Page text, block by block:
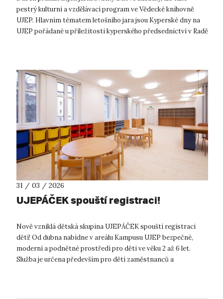
pestrý kulturní a vzdělávací program ve Vědecké knihovně
UJEP. Hlavním tématem letošního jara jsou Kyperské dny na
UJEP pořádané u příležitosti kyperského předsednictví v Radě
31 / 03 / 2026
UJEPÁČEK spouští registraci!
Nově vzniklá dětská skupina UJEPÁČEK spouští registraci
dětí! Od dubna nabídne v areálu Kampusu UJEP bezpečné,
moderní a podnětné prostředí pro děti ve věku 2 až 6 let.
Služba je určena především pro děti zaměstnanců a